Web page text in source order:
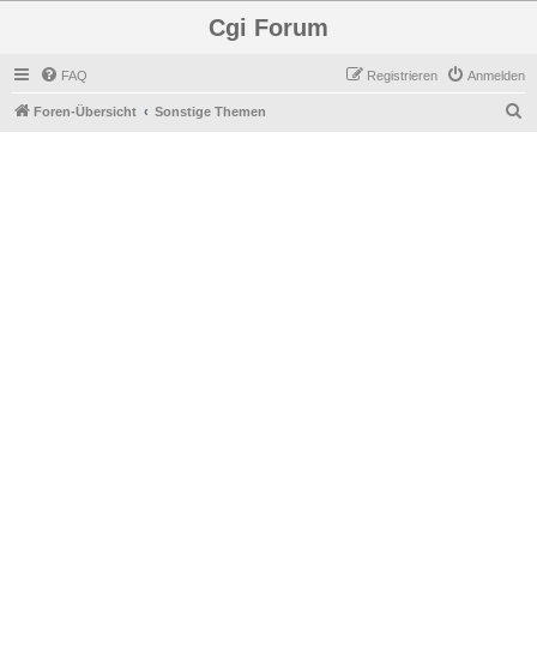
Cgi Forum
FAQ Anmelden
Registrieren
Foren-Übersicht Sonstige Themen